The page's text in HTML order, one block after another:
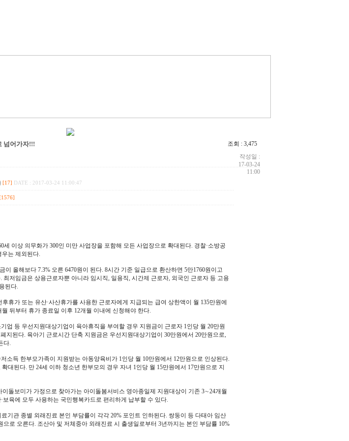
넘어가자!!! 조회 : 3,475
작성일 :
17-03-24
11:00
[17] DATE : 2017-03-24 11:00:47
이상 의무화가 300인 미만 사업장을 포함해 모든 사업장으로 확대된다. 경찰·소방공
는 제외된다.
올해보다 7.3% 오른 6470원이 된다. 8시간 기준 일급으로 환산하면 5만1760원이고
최저임금은 상용근로자뿐 아니라 임시직, 일용직, 시간제 근로자, 외국인 근로자 등 고용
된다.
휴가 또는 유산·사산휴가를 사용한 근로자에게 지급되는 급여 상한액이 월 135만원에
뒤부터 휴가 종료일 이후 12개월 이내에 신청해야 한다.
업 등 우선지원대상기업이 육아휴직을 부여할 경우 지원금이 근로자 1인당 월 20만원
지된다. 육아기 근로시간 단축 지원금은 우선지원대상기업이 30만원에서 20만원으로,
다.
소득 한부모가족이 지원받는 아동양육비가 1인당 월 10만원에서 12만원으로 인상된다.
대된다. 만 24세 이하 청소년 한부모의 경우 자녀 1인당 월 15만원에서 17만원으로 지
돌보미가 가정으로 찾아가는 아이돌봄서비스 영아종일제 지원대상이 기존 3∼24개월
보육에 모두 사용하는 국민행복카드로 편리하게 납부할 수 있다.
기관 종별 외래진료 본인 부담률이 각각 20% 포인트 인하된다. 쌍둥이 등 다태아 임산
으로 오른다. 조산아 및 저체중아 외래진료 시 출생일로부터 3년까지는 본인 부담률 10%